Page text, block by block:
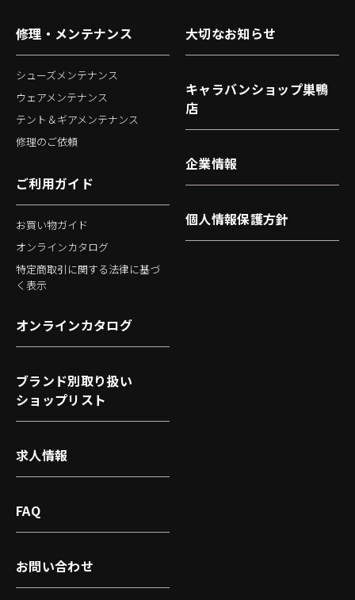
修理・メンテナンス
シューズメンテナンス
ウェアメンテナンス
テント＆ギアメンテナンス
修理のご依頼
ご利用ガイド
お買い物ガイド
オンラインカタログ
特定商取引に関する法律に基づ
く表示
大切なお知らせ
キャラバンショップ巣鴨
店
企業情報
個人情報保護方針
オンラインカタログ
ブランド別取り扱い
ショップリスト
求人情報
FAQ
お問い合わせ